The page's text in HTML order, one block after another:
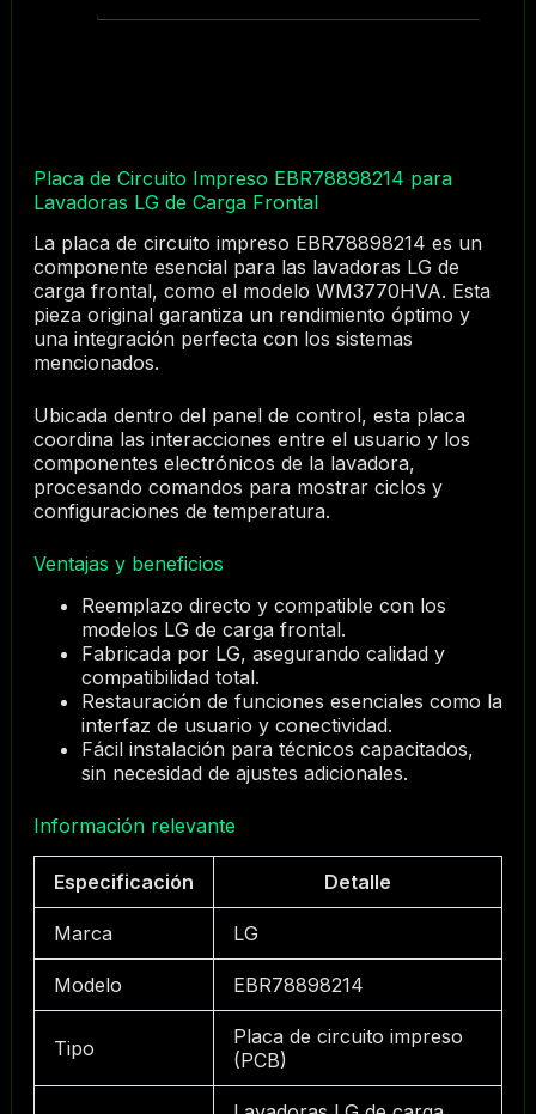
Placa de Circuito Impreso EBR78898214 para
Lavadoras LG de Carga Frontal
La placa de circuito impreso EBR78898214 es un
componente esencial para las lavadoras LG de
carga frontal, como el modelo WM3770HVA. Esta
pieza original garantiza un rendimiento óptimo y
una integración perfecta con los sistemas
mencionados.
Ubicada dentro del panel de control, esta placa
coordina las interacciones entre el usuario y los
componentes electrónicos de la lavadora,
procesando comandos para mostrar ciclos y
configuraciones de temperatura.
Ventajas y beneficios
Reemplazo directo y compatible con los
modelos LG de carga frontal.
Fabricada por LG, asegurando calidad y
compatibilidad total.
Restauración de funciones esenciales como la
interfaz de usuario y conectividad.
Fácil instalación para técnicos capacitados,
sin necesidad de ajustes adicionales.
Información relevante
Especificación Detalle
Marca LG
Modelo EBR78898214
Tipo
Placa de circuito impreso
(PCB)